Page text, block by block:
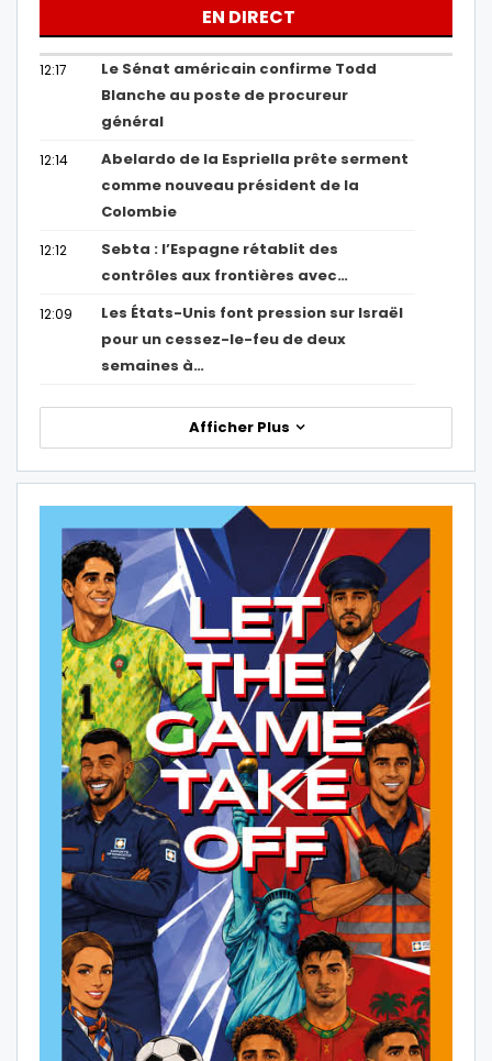
EN DIRECT
12:17
Le Sénat américain confirme Todd
Blanche au poste de procureur
général
12:14
Abelardo de la Espriella prête serment
comme nouveau président de la
Colombie
12:12
Sebta : l’Espagne rétablit des
contrôles aux frontières avec…
12:09
Les États-Unis font pression sur Israël
pour un cessez-le-feu de deux
semaines à…
Afficher Plus